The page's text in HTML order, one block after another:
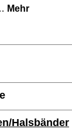
Mehr
Halsbänder